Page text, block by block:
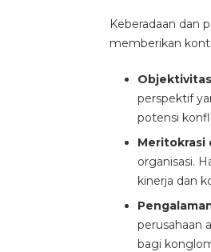
Keberadaan dan
memberikan
perspektif
potensi
Meritokrasi
organisasi.
kinerja dan
perusahaan
bagi